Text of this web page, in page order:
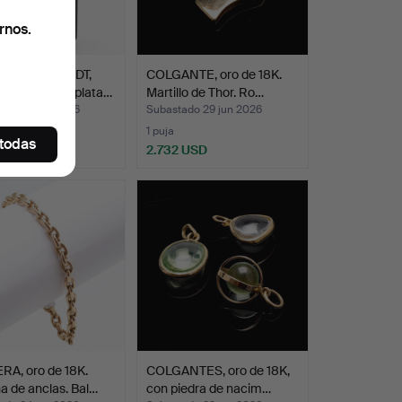
WENDT,
isolit y plata…
30 jun 2026
COLGANTE, oro de 18K.
Martillo de Thor. Ro…
Subastado 29 jun 2026
1 puja
2.732 USD
oro de 18K.
de anclas. Bal…
COLGANTES, oro de 18K,
con piedra de nacim…